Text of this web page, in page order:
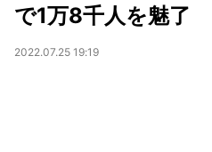
で1万8千人を魅了
2022.07.25 19:19